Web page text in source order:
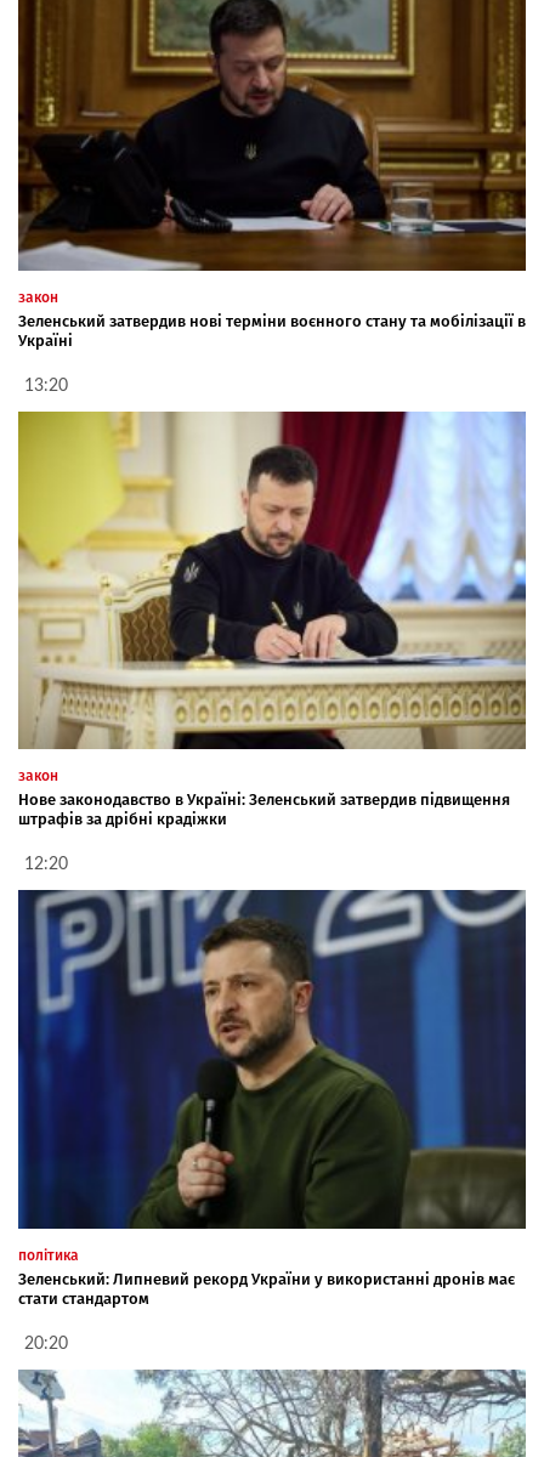
закон
Зеленський затвердив нові терміни воєнного стану та мобілізації в
Україні
13:20
закон
Нове законодавство в Україні: Зеленський затвердив підвищення
штрафів за дрібні крадіжки
12:20
політика
Зеленський: Липневий рекорд України у використанні дронів має
стати стандартом
20:20